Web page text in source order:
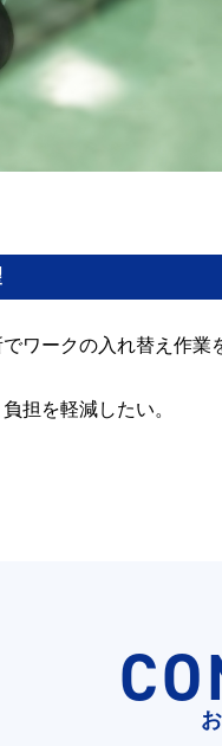
ワークの入れ替え作業
担を軽減したい。